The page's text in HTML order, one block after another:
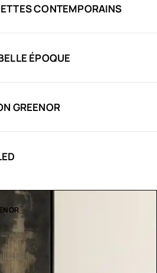
CONTEMPORAINS
ÉPOQUE
GREENOR